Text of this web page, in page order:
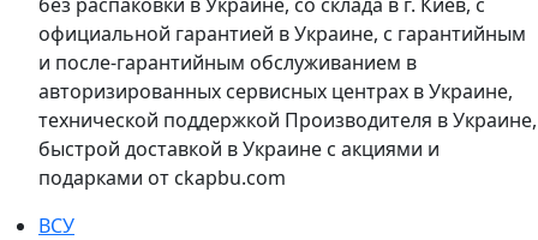
официальной гарантией в Украине, с гарантийным
и после-гарантийным обслуживанием в
авторизированных сервисных центрах в Украине,
технической поддержкой Производителя в Украине,
быстрой доставкой в Украине с акциями и
подарками от ckapbu.com
ВСУ